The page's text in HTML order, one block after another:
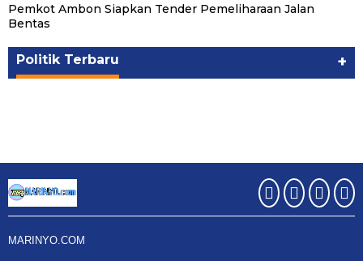
Pemkot Ambon Siapkan Tender Pemeliharaan Jalan
Bentas
Politik Terbaru +
MARINYO.COM